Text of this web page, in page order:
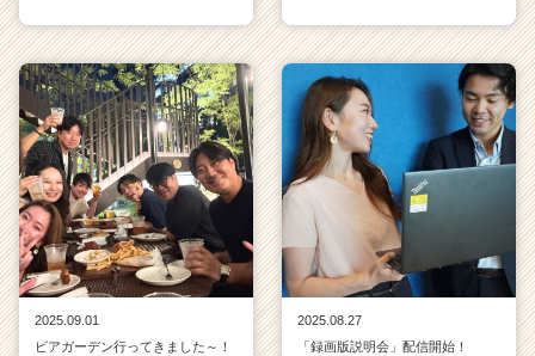
2025.09.01
ビアガーデン行ってきました～！
2025.08.27
「録画版説明会」配信開始！